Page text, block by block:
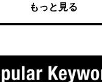
もっと見る